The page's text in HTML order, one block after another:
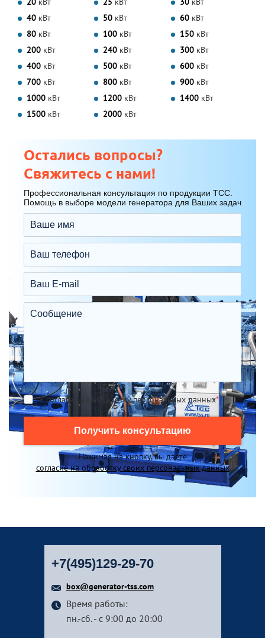
40 кВт 50 кВт 60 кВт
80 кВт 100 кВт 150 кВт
200 кВт 240 кВт 300 кВт
400 кВт 500 кВт 600 кВт
700 кВт 800 кВт 900 кВт
1000 кВт 1200 кВт 1400 кВт
1500 кВт 2000 кВт
Остались вопросы?
Свяжитесь с нами!
Профессиональная консультация по продукции ТСС.
Помощь в выборе модели генератора для Ваших задач
Я согласен на обработку персональных данных*
Получить консультацию
Нажимая на кнопку, вы даете
согласие на обработку своих персональных данных
+7(495)129-29-70
box@generator-tss.com
Время работы:
пн.-сб. - с 9:00 до 20:00